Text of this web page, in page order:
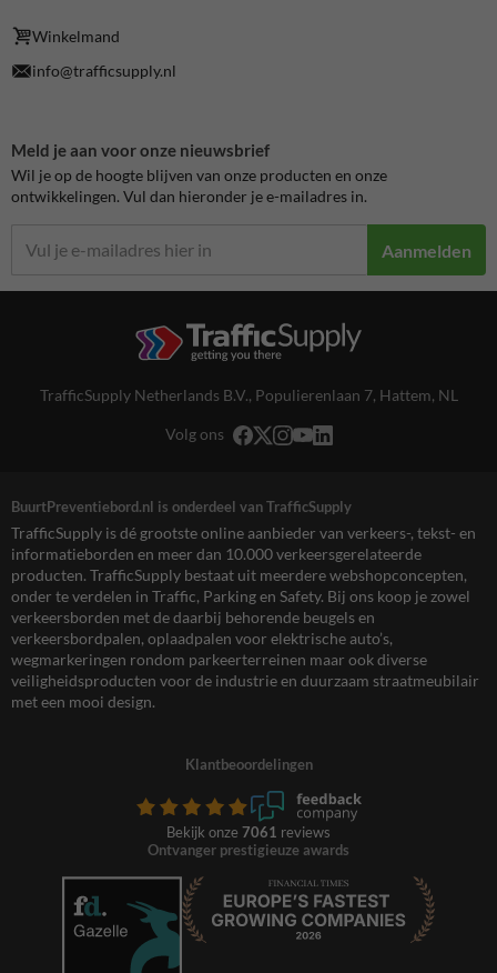
Winkelmand
info@trafficsupply.nl
Meld je aan voor onze nieuwsbrief
Wil je op de hoogte blijven van onze producten en onze
ontwikkelingen. Vul dan hieronder je e-mailadres in.
Aanmelden
TrafficSupply Netherlands B.V., Populierenlaan 7, Hattem, NL
Volg ons
BuurtPreventiebord.nl is onderdeel van TrafficSupply
TrafficSupply is dé grootste online aanbieder van verkeers-, tekst- en
informatieborden en meer dan 10.000 verkeersgerelateerde
producten. TrafficSupply bestaat uit meerdere webshopconcepten,
onder te verdelen in Traffic, Parking en Safety. Bij ons koop je zowel
verkeersborden met de daarbij behorende beugels en
verkeersbordpalen, oplaadpalen voor elektrische auto’s,
wegmarkeringen rondom parkeerterreinen maar ook diverse
veiligheidsproducten voor de industrie en duurzaam straatmeubilair
met een mooi design.
Klantbeoordelingen
Bekijk onze 7061 reviews
Ontvanger prestigieuze awards